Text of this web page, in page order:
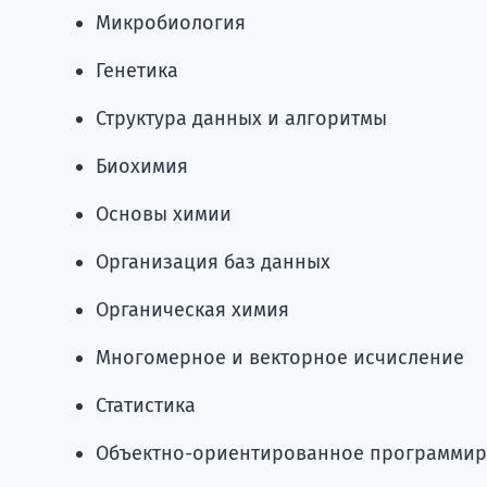
Микробиология
Генетика
Структура данных и алгоритмы
Биохимия
Основы химии
Организация баз данных
Органическая химия
Многомерное и векторное исчисление
Статистика
Объектно-ориентированное